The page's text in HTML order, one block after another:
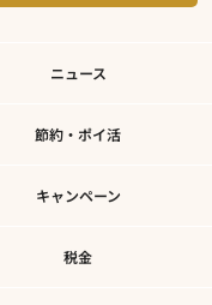
ニュース
節約・ポイ活
キャンペーン
税金